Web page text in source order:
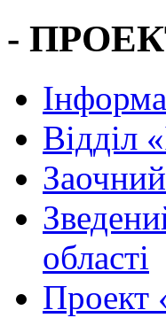
-
Вiддiл
області
Проект